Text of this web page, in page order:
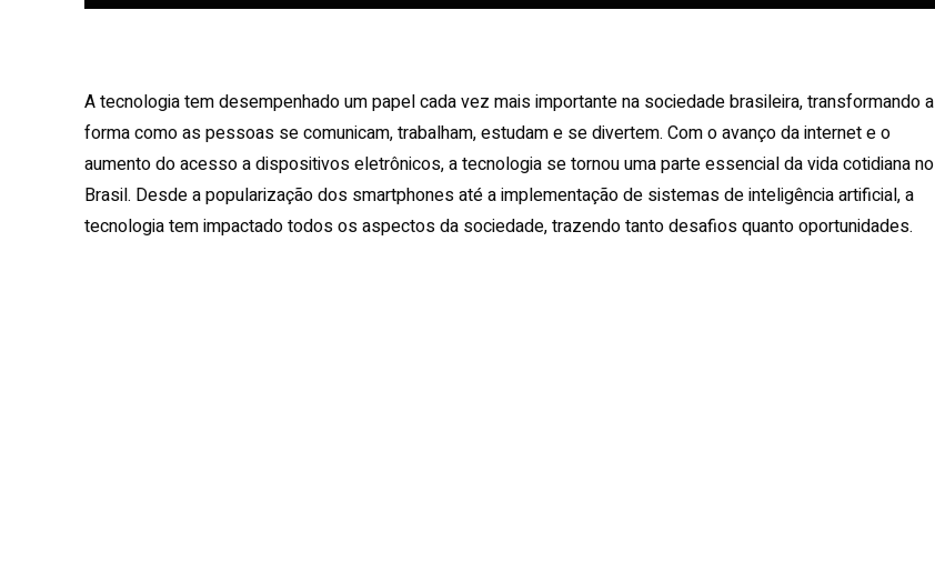
A tecnologia tem desempenhado um papel cada vez mais importante na sociedade brasileira, transformando a
forma como as pessoas se comunicam, trabalham, estudam e se divertem. Com o avanço da internet e o
aumento do acesso a dispositivos eletrônicos, a tecnologia se tornou uma parte essencial da vida cotidiana no
Brasil. Desde a popularização dos smartphones até a implementação de sistemas de inteligência artificial, a
tecnologia tem impactado todos os aspectos da sociedade, trazendo tanto desafios quanto oportunidades.